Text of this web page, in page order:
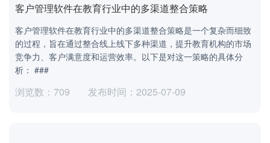
客户管理软件在教育行业中的多渠道整合策略
客户管理软件在教育行业中的多渠道整合策略是一个复杂而细致
的过程，旨在通过整合线上线下多种渠道，提升教育机构的市场
竞争力、客户满意度和运营效率。以下是对这一策略的具体分
析： ###
浏览数：709 发布时间：2025-07-09